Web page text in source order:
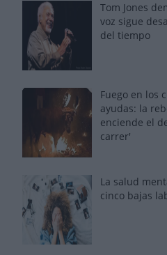
Tom Jones
voz sigue
del tiempo
Fuego en los
ayudas: la
enciende el
carrer'
La salud
cinco bajas